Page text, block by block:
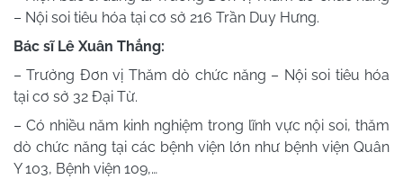
– Nội soi tiêu hóa tại cơ sở 216 Trần Duy Hưng.
Bác sĩ Lê Xuân Thắng:
– Trưởng Đơn vị Thăm dò chức năng – Nội soi tiêu hóa
tại cơ sở 32 Đại Từ.
– Có nhiều năm kinh nghiệm trong lĩnh vực nội soi, thăm
dò chức năng tại các bệnh viện lớn như bệnh viện Quân
Y 103, Bệnh viện 109,…